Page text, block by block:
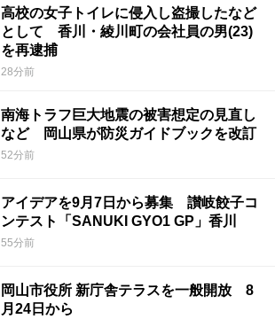
高校の女子トイレに侵入し盗撮したなど
として 香川・綾川町の会社員の男(23)
を再逮捕
28分前
南海トラフ巨大地震の被害想定の見直し
など 岡山県が防災ガイドブックを改訂
52分前
アイデアを9月7日から募集 讃岐餃子コ
ンテスト「SANUKI GYO1 GP」香川
55分前
岡山市役所 新庁舎テラスを一般開放 8
月24日から